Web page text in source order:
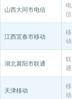
山西大同市电信
电
信
江西宜春市移动
移
动
湖北襄阳市联通
联
通
天津移动
移
动